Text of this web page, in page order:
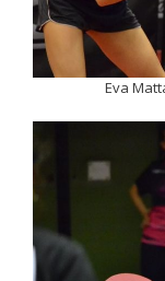
Eva